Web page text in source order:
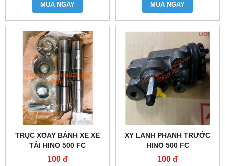
MUA NGAY MUA NGAY
TRỤC XOAY BÁNH XE XE
TẢI HINO 500 FC
100 đ
XY LANH PHANH TRƯỚC
HINO 500 FC
100 đ